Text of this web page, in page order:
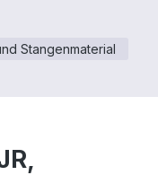
Stangenmaterial